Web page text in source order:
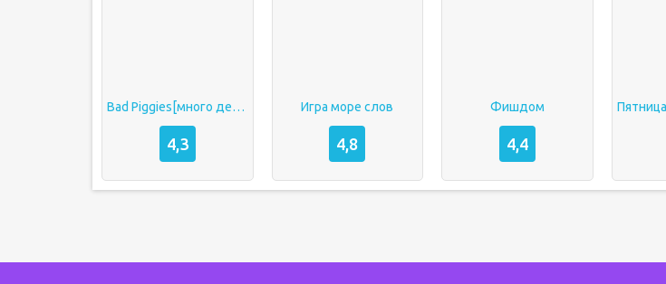
Bad Piggies[много денег ]
4,3
Игра море слов
4,8
Фишдом
4,4